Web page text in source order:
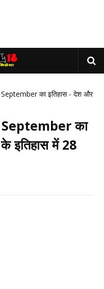
का इतिहास - देश और
का
इतिहास में 28